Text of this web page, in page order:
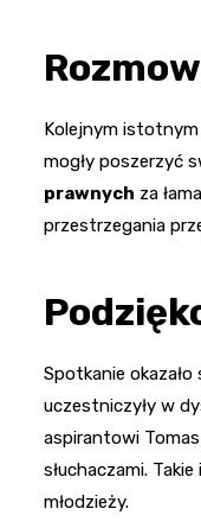
Kolejnym istotnym
mogły poszerzyć
prawnych za
przestrzegania
Spotkanie
uczestniczyły w
aspirantowi
słuchaczami.
młodzieży.